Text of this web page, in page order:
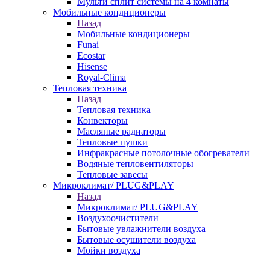
Мобильные кондиционеры
Назад
Мобильные кондиционеры
Funai
Ecostar
Hisense
Royal-Clima
Тепловая техника
Назад
Тепловая техника
Конвекторы
Масляные радиаторы
Тепловые пушки
Инфракрасные потолочные обогреватели
Водяные тепловентиляторы
Тепловые завесы
Микроклимат/ PLUG&PLAY
Назад
Микроклимат/ PLUG&PLAY
Воздухоочистители
Бытовые увлажнители воздуха
Бытовые осушители воздуха
Мойки воздуха